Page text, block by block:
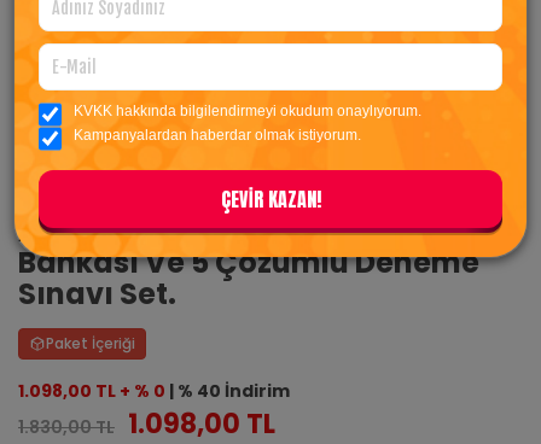
Ales Sözel-sayısal Konu A.-soru
Bankası Ve 5 Çözümlü Deneme
Sınavı Set.
Paket İçeriği
1.098,00 TL + % 0 | % 40 İndirim
1.830,00 TL 1.098,00 TL
KVKK hakkında bilgilendirmeyi okudum onaylıyorum.
Kampanyalardan haberdar olmak istiyorum.
ÇEVİR KAZAN!